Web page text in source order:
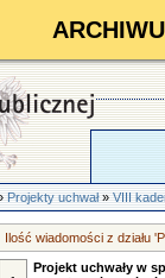
Projekty uchwał»VIII
Ilość wiadomości z działu
Projekt uchwały w